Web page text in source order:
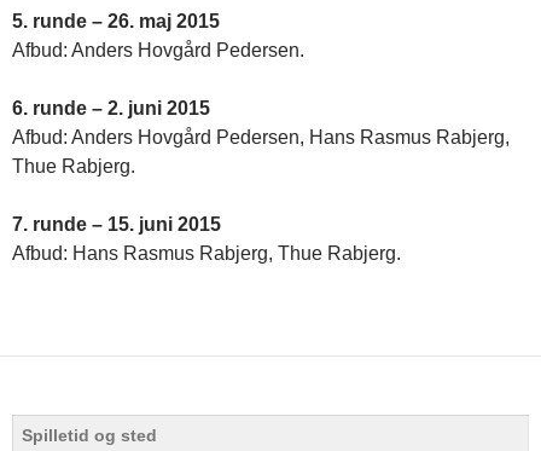
5. runde – 26. maj 2015
Afbud: Anders Hovgård Pedersen.
6. runde – 2. juni 2015
Afbud: Anders Hovgård Pedersen, Hans Rasmus Rabjerg,
Thue Rabjerg.
7. runde – 15. juni 2015
Afbud: Hans Rasmus Rabjerg, Thue Rabjerg.
Spilletid og sted